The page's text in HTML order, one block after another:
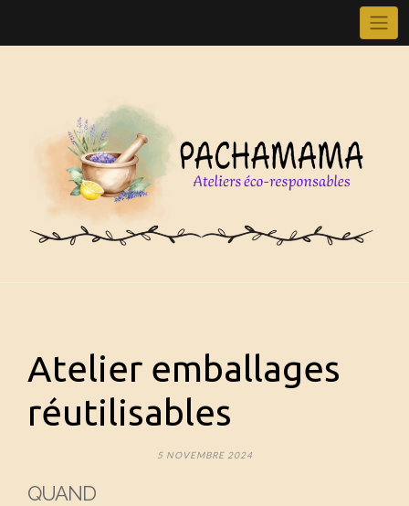
Atelier emballages
réutilisables
5 NOVEMBRE 2024
QUAND